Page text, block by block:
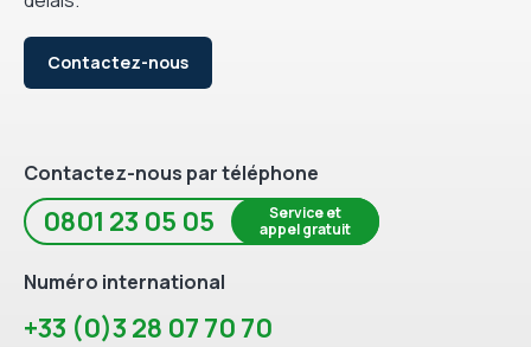
Contactez-nous
Contactez-nous par téléphone
0801 23 05 05
Service et
appel gratuit
Numéro international
+33 (0)3 28 07 70 70